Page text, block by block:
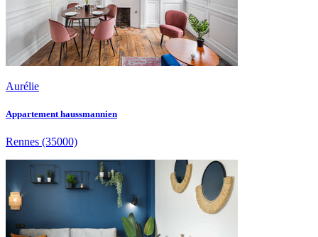
Aurélie
Appartement haussmannien
Rennes (35000)